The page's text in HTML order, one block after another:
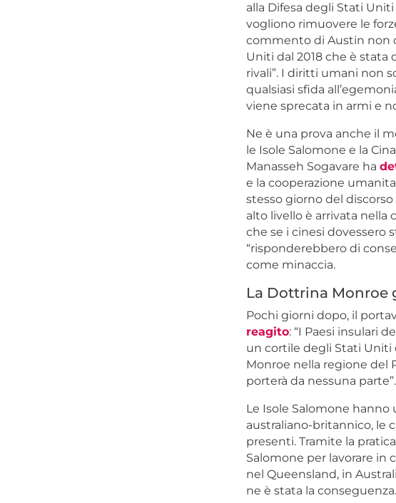
alla Difesa degli Stati
vogliono rimuovere le
commento di Austin non
Uniti dal 2018 che è stata
rivali”. I diritti umani non
qualsiasi sfida
viene sprecata in armi e
Ne è una prova anche il
le Isole Salomone e la
Manasseh Sogavare ha
e la cooperazione
stesso giorno del
alto livello è arrivata nella
che se i cinesi dovessero
“risponderebbero di
come minaccia.
La Dottrina Monroe
Pochi giorni dopo, il
reagito: “I Paesi insulari
un cortile degli Stati Uniti
Monroe nella regione del
porterà da nessuna parte”.
Le Isole Salomone
australiano-britannico, le
presenti. Tramite la pratica
Salomone per lavorare in
nel Queensland, in
ne è stata la conseguenza.